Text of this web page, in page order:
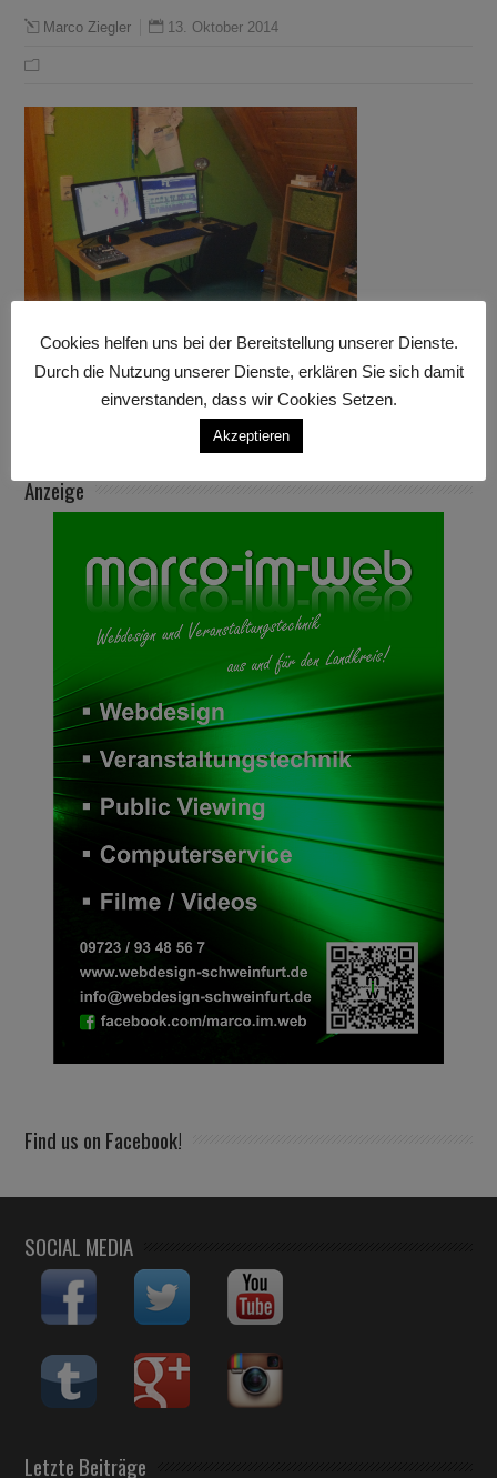
Marco Ziegler 13. Oktober 2014
Anzeige
Find us on Facebook!
SOCIAL MEDIA
Letzte Beiträge
Cookies helfen uns bei der Bereitstellung unserer Dienste.
Durch die Nutzung unserer Dienste, erklären Sie sich damit
einverstanden, dass wir Cookies Setzen.
Akzeptieren